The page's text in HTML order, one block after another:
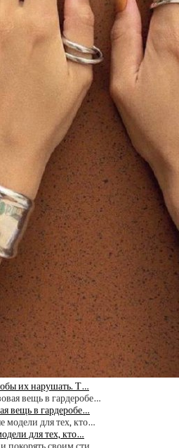
их нарушать. Т…
вещь в гардеробе…
для тех, кто…